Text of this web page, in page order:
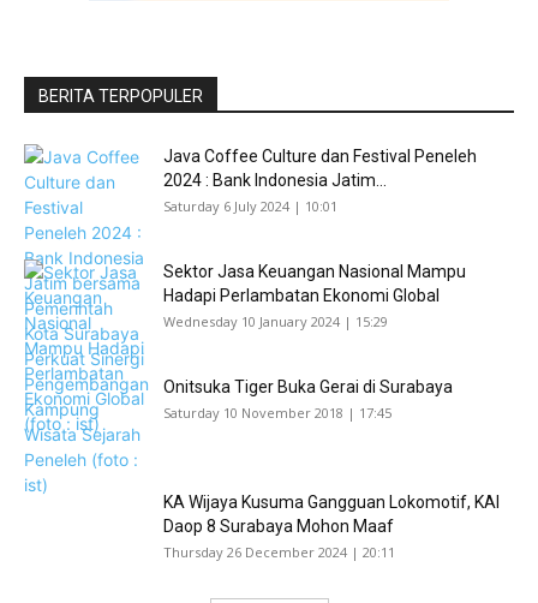
BERITA TERPOPULER
Java Coffee Culture dan Festival Peneleh
2024 : Bank Indonesia Jatim...
Saturday 6 July 2024 | 10:01
Sektor Jasa Keuangan Nasional Mampu
Hadapi Perlambatan Ekonomi Global
Wednesday 10 January 2024 | 15:29
Onitsuka Tiger Buka Gerai di Surabaya
Saturday 10 November 2018 | 17:45
KA Wijaya Kusuma Gangguan Lokomotif, KAI
Daop 8 Surabaya Mohon Maaf
Thursday 26 December 2024 | 20:11